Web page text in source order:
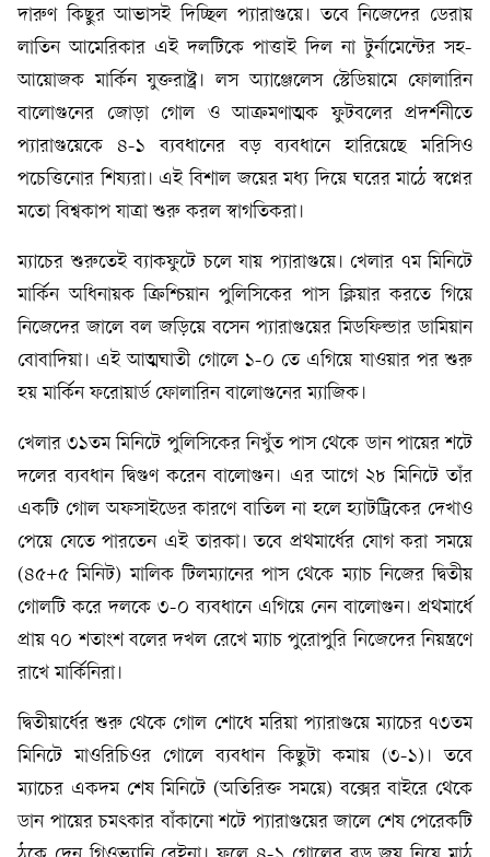
দারুণ কিছুর আভাসই দিচ্ছিল প্যারাগুয়ে। তবে নিজেদের ডেরায়
লাতিন আমেরিকার এই দলটিকে পাত্তাই দিল না টুর্নামেন্টের সহ-
আয়োজক মার্কিন যুক্তরাষ্ট্র। লস অ্যাঞ্জেলেস স্টেডিয়ামে ফোলারিন
বালোগুনের জোড়া গোল ও আক্রমণাত্মক ফুটবলের প্রদর্শনীতে
প্যারাগুয়েকে ৪-১ ব্যবধানের বড় ব্যবধানে হারিয়েছে মরিসিও
পচেত্তিনোর শিষ্যরা। এই বিশাল জয়ের মধ্য দিয়ে ঘরের মাঠে স্বপ্নের
মতো বিশ্বকাপ যাত্রা শুরু করল স্বাগতিকরা।
ম্যাচের শুরুতেই ব্যাকফুটে চলে যায় প্যারাগুয়ে। খেলার ৭ম মিনিটে
মার্কিন অধিনায়ক ক্রিশ্চিয়ান পুলিসিকের পাস ক্লিয়ার করতে গিয়ে
নিজেদের জালে বল জড়িয়ে বসেন প্যারাগুয়ের মিডফিল্ডার ডামিয়ান
বোবাদিয়া। এই আত্মঘাতী গোলে ১-০ তে এগিয়ে যাওয়ার পর শুরু
হয় মার্কিন ফরোয়ার্ড ফোলারিন বালোগুনের ম্যাজিক।
খেলার ৩১তম মিনিটে পুলিসিকের নিখুঁত পাস থেকে ডান পায়ের শটে
দলের ব্যবধান দ্বিগুণ করেন বালোগুন। এর আগে ২৮ মিনিটে তাঁর
একটি গোল অফসাইডের কারণে বাতিল না হলে হ্যাটট্রিকের দেখাও
পেয়ে যেতে পারতেন এই তারকা। তবে প্রথমার্ধের যোগ করা সময়ে
(৪৫+৫ মিনিট) মালিক টিলম্যানের পাস থেকে ম্যাচ নিজের দ্বিতীয়
গোলটি করে দলকে ৩-০ ব্যবধানে এগিয়ে নেন বালোগুন। প্রথমার্ধে
প্রায় ৭০ শতাংশ বলের দখল রেখে ম্যাচ পুরোপুরি নিজেদের নিয়ন্ত্রণে
রাখে মার্কিনিরা।
দ্বিতীয়ার্ধের শুরু থেকে গোল শোধে মরিয়া প্যারাগুয়ে ম্যাচের ৭৩তম
মিনিটে মাওরিচিওর গোলে ব্যবধান কিছুটা কমায় (৩-১)। তবে
ম্যাচের একদম শেষ মিনিটে (অতিরিক্ত সময়ে) বক্সের বাইরে থেকে
ডান পায়ের চমৎকার বাঁকানো শটে প্যারাগুয়ের জালে শেষ পেরেকটি